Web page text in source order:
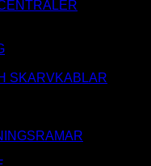
SKARVKABLAR